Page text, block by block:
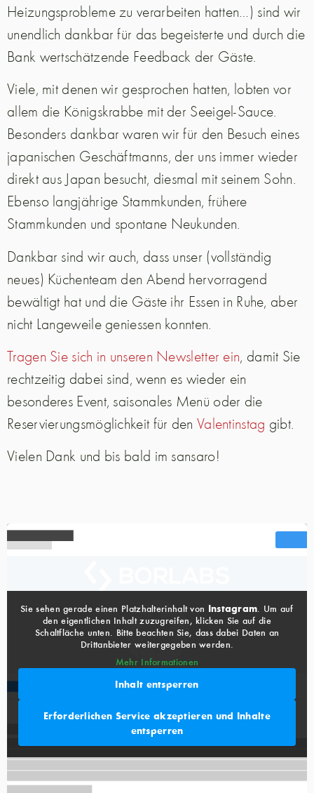
Heizungsprobleme zu verarbeiten hatten…) sind wir
unendlich dankbar für das begeisterte und durch die
Bank wertschätzende Feedback der Gäste.
Viele, mit denen wir gesprochen hatten, lobten vor
allem die Königskrabbe mit der Seeigel-Sauce.
Besonders dankbar waren wir für den Besuch eines
japanischen Geschäftmanns, der uns immer wieder
direkt aus Japan besucht, diesmal mit seinem Sohn.
Ebenso langjährige Stammkunden, frühere
Stammkunden und spontane Neukunden.
Dankbar sind wir auch, dass unser (vollständig
neues) Küchenteam den Abend hervorragend
bewältigt hat und die Gäste ihr Essen in Ruhe, aber
nicht Langeweile geniessen konnten.
Tragen Sie sich in unseren Newsletter ein, damit Sie
rechtzeitig dabei sind, wenn es wieder ein
besonderes Event, saisonales Menü oder die
Reservierungsmöglichkeit für den Valentinstag gibt.
Vielen Dank und bis bald im sansaro!
Sie sehen gerade einen Platzhalterinhalt von Instagram. Um auf
den eigentlichen Inhalt zuzugreifen, klicken Sie auf die
Schaltfläche unten. Bitte beachten Sie, dass dabei Daten an
Drittanbieter weitergegeben werden.
Mehr Informationen
Inhalt entsperren
Erforderlichen Service akzeptieren und Inhalte
entsperren